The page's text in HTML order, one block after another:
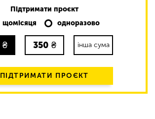
Підтримати проєкт
щомісяця
одноразово
₴ 350 ₴ інша сума
ПІДТРИМАТИ ПРОЄКТ